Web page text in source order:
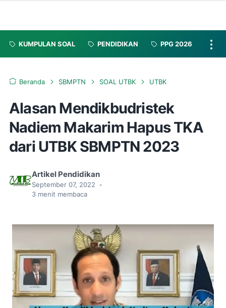
KUMPULAN SOAL PENDIDIKAN PPG 2026
Beranda SBMPTN SOAL UTBK UTBK
Alasan Mendikbudristek
Nadiem Makarim Hapus TKA
dari UTBK SBMPTN 2023
Artikel Pendidikan
September 07, 2022
•
3 menit membaca